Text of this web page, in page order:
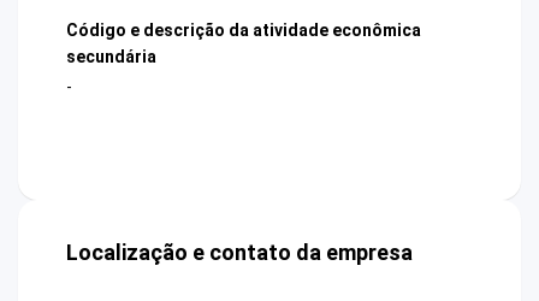
Código e descrição da atividade econômica
secundária
-
Localização e contato da empresa